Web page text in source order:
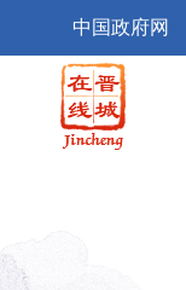
中国政府网